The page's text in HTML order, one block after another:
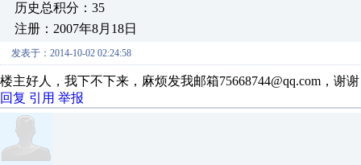
历史总积分：35
注册：2007年8月18日
发表于：2014-10-02 02:24:58
楼主好人，我下不下来，麻烦发我邮箱75668744@qq.com，谢
回复 引用 举报